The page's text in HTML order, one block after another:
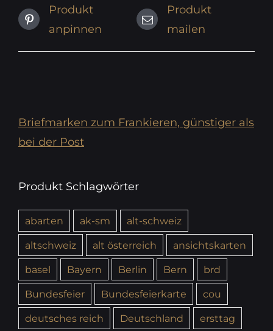
Produkt
anpinnen
Produkt
mailen
Briefmarken zum Frankieren, günstiger als
bei der Post
Produkt Schlagwörter
abarten ak-sm
alt-schweiz
altschweiz
alt österreich
ansichtskarten
basel
Bayern Berlin Bern
brd
Bundesfeier
Bundesfeierkarte
cou
deutsches reich
Deutschland
ersttag